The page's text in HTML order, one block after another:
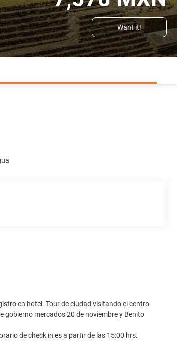
Want it!
en hotel. Tour de ciudad visitando el centro
gobierno mercados 20 de noviembre y Benito
de check in es a partir de las 15:00 hrs.